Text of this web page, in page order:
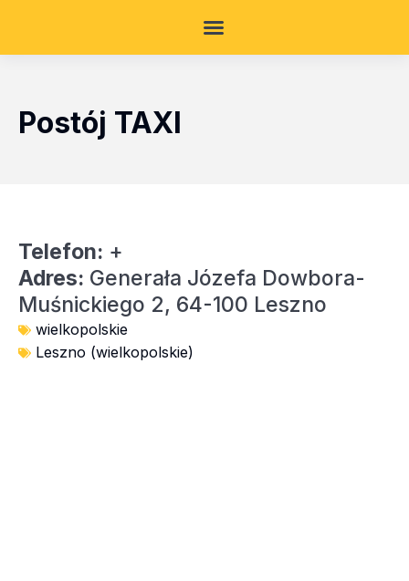
Postój TAXI
Telefon: +
Adres: Generała Józefa Dowbora-
Muśnickiego 2, 64-100 Leszno
wielkopolskie
Leszno (wielkopolskie)